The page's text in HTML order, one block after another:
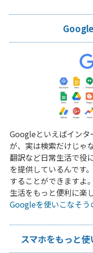
Googleといえばイン
が、実は検索だけじゃ
翻訳など日常生活で役
を提供しているんです
することができますよ
生活をもっと便利に楽
Googleを使いこなそう
スマホをもっと